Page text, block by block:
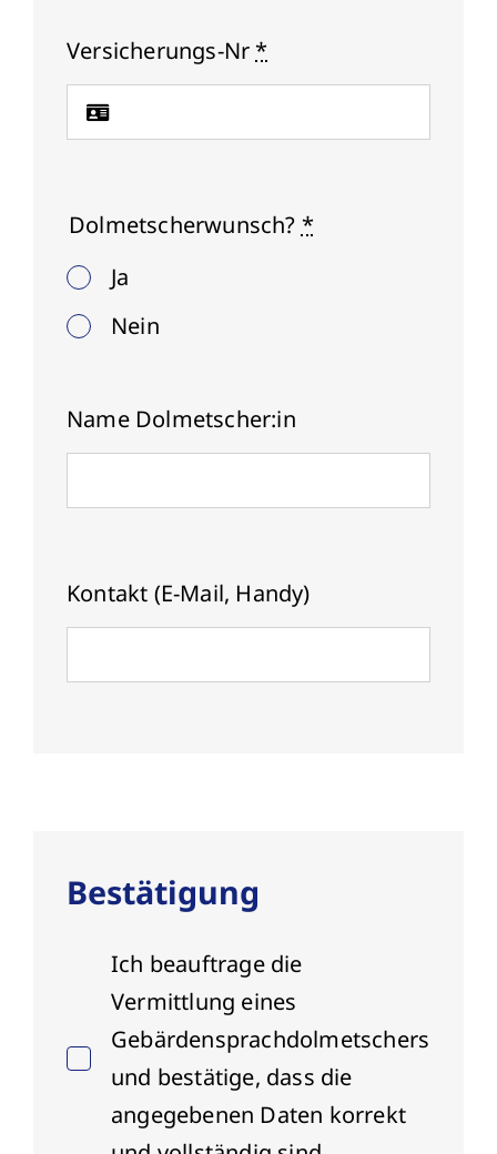
Versicherungs-Nr *
Dolmetscherwunsch? *
Ja
Nein
Name Dolmetscher:in
Kontakt (E-Mail, Handy)
Bestätigung
Ich beauftrage die
Vermittlung eines
Gebärdensprachdolmetschers
und bestätige, dass die
angegebenen Daten korrekt